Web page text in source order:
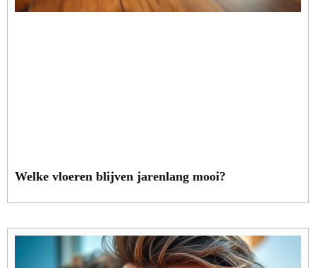
Welke vloeren blijven jarenlang mooi?